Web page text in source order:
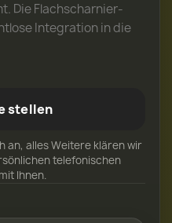
Die Flachscharnier-
Integration in die
stellen
an, alles Weitere klären wir
telefonischen
Ihnen.